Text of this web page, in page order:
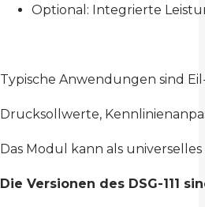
Optional: Integrierte
Typische Anwendungen sind
Drucksollwerte,
Das Modul kann als
Die Versionen des DSG-111